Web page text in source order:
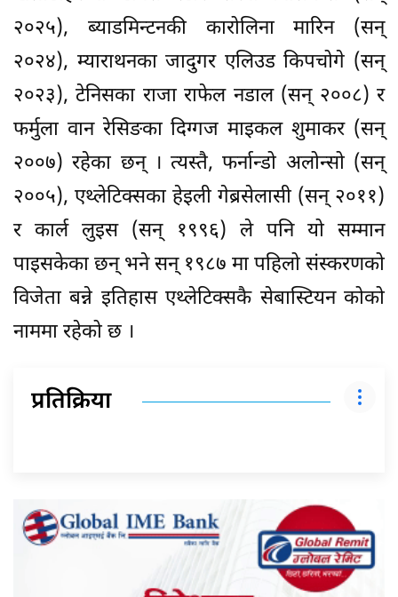
२०२५), ब्याडमिन्टनकी कारोलिना मारिन (सन्
२०२४), म्याराथनका जादुगर एलिउड किपचोगे (सन्
२०२३), टेनिसका राजा राफेल नडाल (सन् २००८) र
फर्मुला वान रेसिङका दिग्गज माइकल शुमाकर (सन्
२००७) रहेका छन् । त्यस्तै, फर्नान्डो अलोन्सो (सन्
२००५), एथ्लेटिक्सका हेइली गेब्रसेलासी (सन् २०११)
र कार्ल लुइस (सन् १९९६) ले पनि यो सम्मान
पाइसकेका छन् भने सन् १९८७ मा पहिलो संस्करणको
विजेता बन्ने इतिहास एथ्लेटिक्सकै सेबास्टियन कोको
नाममा रहेको छ ।
प्रतिक्रिया